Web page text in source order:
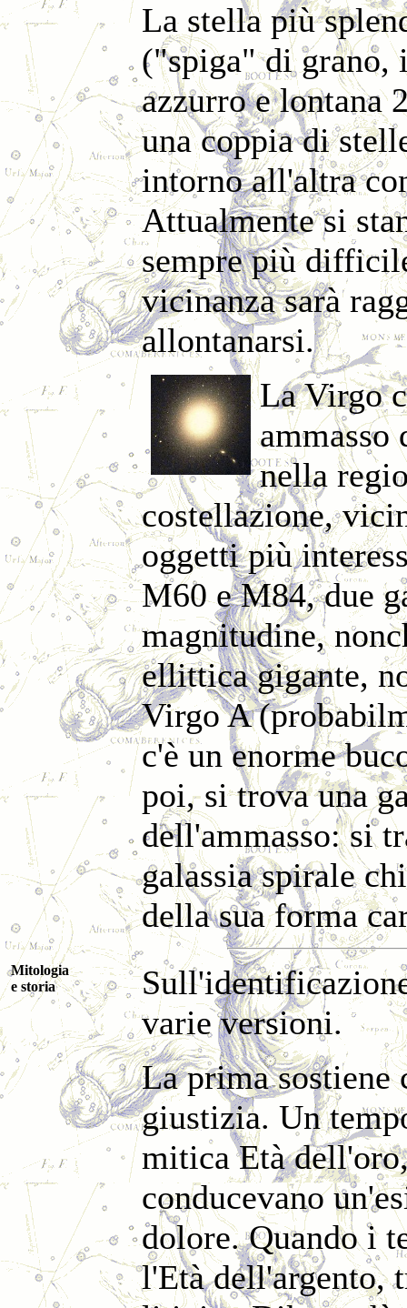
La stella più
("spiga" di grano,
azzurro e lontana
una coppia di
intorno all'altra
Attualmente si
sempre più
vicinanza sarà
allontanarsi.
La Virgo
ammasso
nella
costellazione,
oggetti più
M60 e M84, due
magnitudine,
ellittica gigante,
Virgo A
c'è un enorme
poi, si trova una
dell'ammasso: si
galassia spirale
della sua forma
Mitologia
e storia
varie versioni.
La prima sostiene
giustizia. Un
mitica Età
conducevano
dolore. Quando i
l'Età dell'argento,